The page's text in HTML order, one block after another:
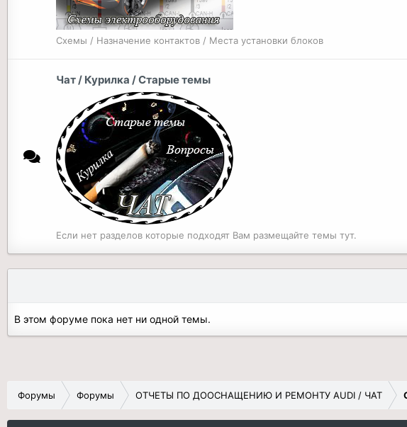
Схемы / Назначение контактов / Места установки блоков
Чат / Курилка / Старые темы
Если нет разделов которые подходят Вам размещайте темы тут.
В этом форуме пока нет ни одной темы.
Форумы Форумы ОТЧЕТЫ ПО ДООСНАЩЕНИЮ И РЕМОНТУ AUDI / ЧАТ